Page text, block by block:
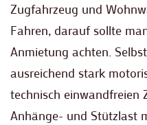
Zugfahrzeug und
Fahren, darauf sollte
Anmietung achten.
ausreichend stark
technisch einwandfreien
Anhänge- und Stützlast